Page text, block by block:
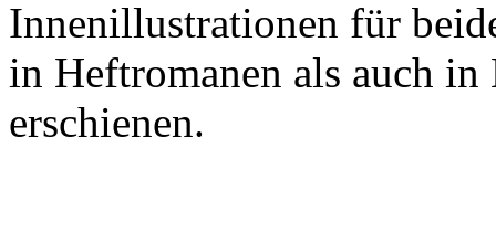
Innenillustrationen für
in Heftromanen als auch
erschienen.